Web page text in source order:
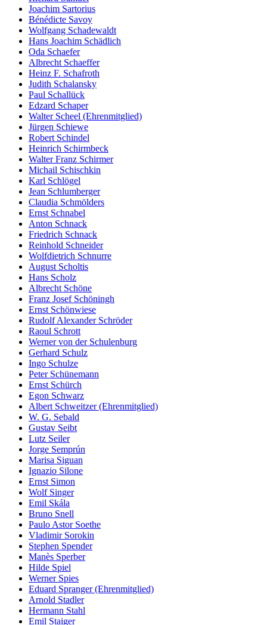
Joachim Sartorius
Bénédicte Savoy
Wolfgang Schadewaldt
Hans Joachim Schädlich
Oda Schaefer
Albrecht Schaeffer
Heinz F. Schafroth
Judith Schalansky
Paul Schallück
Edzard Schaper
Walter Scheel (Ehrenmitglied)
Jürgen Schiewe
Robert Schindel
Heinrich Schirmbeck
Walter Franz Schirmer
Michail Schischkin
Karl Schlögel
Jean Schlumberger
Claudia Schmölders
Ernst Schnabel
Anton Schnack
Friedrich Schnack
Reinhold Schneider
Wolfdietrich Schnurre
August Scholtis
Hans Scholz
Albrecht Schöne
Franz Josef Schöningh
Ernst Schönwiese
Rudolf Alexander Schröder
Raoul Schrott
Werner von der Schulenburg
Gerhard Schulz
Ingo Schulze
Peter Schünemann
Ernst Schürch
Egon Schwarz
Albert Schweitzer (Ehrenmitglied)
W. G. Sebald
Gustav Seibt
Lutz Seiler
Jorge Semprún
Marisa Siguan
Ignazio Silone
Ernst Simon
Wolf Singer
Emil Skála
Bruno Snell
Paulo Astor Soethe
Vladimir Sorokin
Stephen Spender
Manès Sperber
Hilde Spiel
Werner Spies
Eduard Spranger (Ehrenmitglied)
Arnold Stadler
Hermann Stahl
Emil Staiger